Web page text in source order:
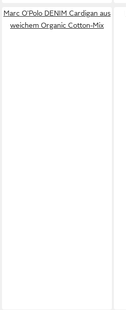
Marc O'Polo DENIM Cardigan aus
weichem Organic Cotton-Mix